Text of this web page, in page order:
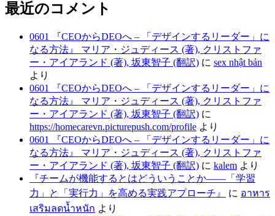
最近のコメント
0601 『CEOからDEOへ – 「デザインするリーダー」に
なる方法』 マリア・ジュディース (著), クリストファ
ー・アイアランド (著), 坂東智子 (翻訳) に sex nhật bản
より
0601 『CEOからDEOへ – 「デザインするリーダー」に
なる方法』 マリア・ジュディース (著), クリストファ
ー・アイアランド (著), 坂東智子 (翻訳) に
https://homecarevn.picturepush.com/profile より
0601 『CEOからDEOへ – 「デザインするリーダー」に
なる方法』 マリア・ジュディース (著), クリストファ
ー・アイアランド (著), 坂東智子 (翻訳) に kalem より
『チームが機能するとはどういうことか――「学習
力」と「実行力」を高める実践アプローチ』
に อาหาร
เสริมลดน้ำหนัก より